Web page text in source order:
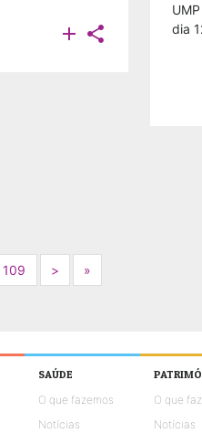
 
dia
109 >Next»
SAÚDE
O que fazemos
Notícias
O que
Notícias